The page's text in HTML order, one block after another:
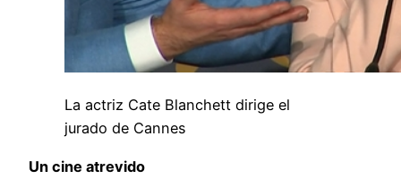
La actriz Cate Blanchett dirige el
jurado de Cannes
Un cine atrevido